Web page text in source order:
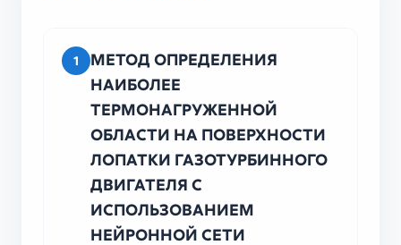
1
МЕТОД ОПРЕДЕЛЕНИЯ
НАИБОЛЕЕ
ТЕРМОНАГРУЖЕННОЙ
ОБЛАСТИ НА ПОВЕРХНОСТИ
ЛОПАТКИ ГАЗОТУРБИННОГО
ДВИГАТЕЛЯ С
ИСПОЛЬЗОВАНИЕМ
НЕЙРОННОЙ СЕТИ